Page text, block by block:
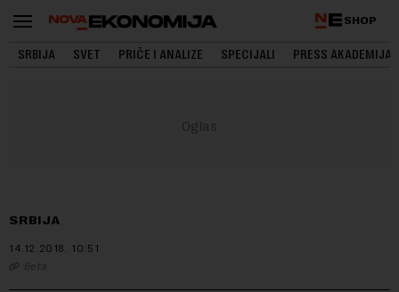
SHOP
SRBIJA SVET PRIČE I ANALIZE SPECIJALI PRESS AKADEMIJA
SRBIJA
14.12.2018. 10:51
Beta